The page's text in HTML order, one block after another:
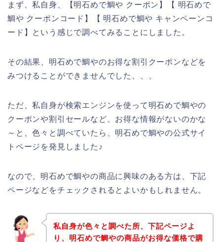
まず、私自身、【明石めで鯛や クーポン】【 明石めで
鯛や クーポンコード】【 明石めで鯛や キャンペーンコ
ード】という感じで調べてみることにしました。
その結果、明石めで鯛やのお得な割引クーポンなどを
みつけることができませんでした、、、
ただ、私自身が検索エンジンを使って明石めで鯛やの
クーポンや割引セールなど、お得な情報がないのかな
～と、色々と調べていたら、明石めで鯛やの公式サイ
トページを発見しました♪
なので、明石めで鯛やの商品に興味のある方は、下記
ページなどをチェックされるとよいかもしれません。
私自身が色々と調べた所、下記ページよ
り、明石めで鯛やの商品がお得な価格で購